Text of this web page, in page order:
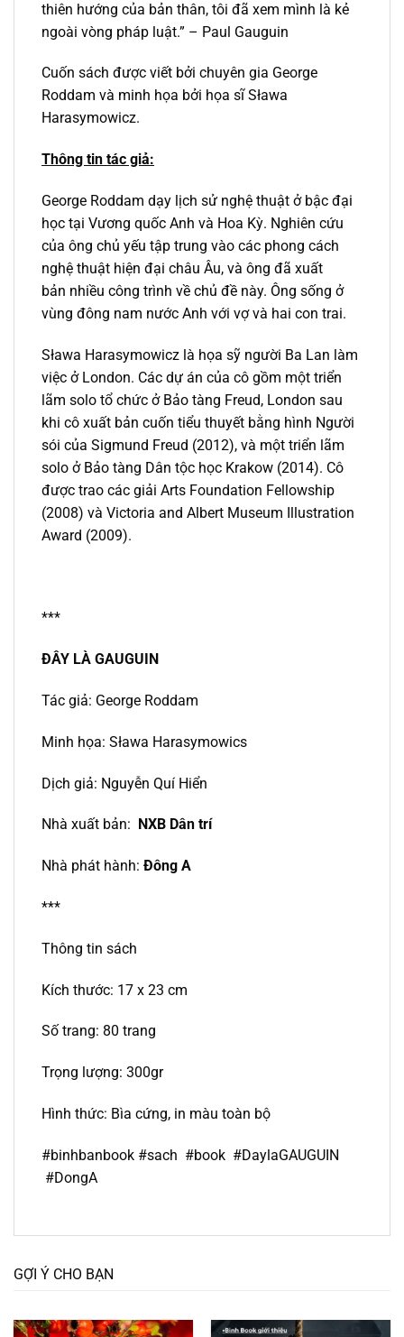
thiên hướng của bản thân, tôi đã xem mình là kẻ
ngoài vòng pháp luật.” – Paul Gauguin
Cuốn sách được viết bởi chuyên gia George
Roddam và minh họa bởi họa sĩ Sława
Harasymowicz.
Thông tin tác giả:
George Roddam dạy lịch sử nghệ thuật ở bậc đại
học tại Vương quốc Anh và Hoa Kỳ. Nghiên cứu
của ông chủ yếu tập trung vào các phong cách
nghệ thuật hiện đại châu Âu, và ông đã xuất
bản nhiều công trình về chủ đề này. Ông sống ở
vùng đông nam nước Anh với vợ và hai con trai.
Sława Harasymowicz là họa sỹ người Ba Lan làm
việc ở London. Các dự án của cô gồm một triển
lãm solo tổ chức ở Bảo tàng Freud, London sau
khi cô xuất bản cuốn tiểu thuyết bằng hình Người
sói của Sigmund Freud (2012), và một triển lãm
solo ở Bảo tàng Dân tộc học Krakow (2014). Cô
được trao các giải Arts Foundation Fellowship
(2008) và Victoria and Albert Museum Illustration
Award (2009).
***
ĐÂY LÀ GAUGUIN
Tác giả: George Roddam
Minh họa: Sława Harasymowics
Dịch giả: Nguyễn Quí Hiển
Nhà xuất bản: NXB Dân trí
Nhà phát hành: Đông A
***
Thông tin sách
Kích thước: 17 x 23 cm
Số trang: 80 trang
Trọng lượng: 300gr
Hình thức: Bìa cứng, in màu toàn bộ
#binhbanbook #sach #book #DaylaGAUGUIN
#DongA
GỢI Ý CHO BẠN